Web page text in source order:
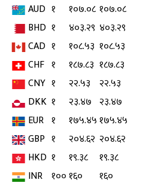
AUD १ १०७.०८ १०७.०८
BHD १ ४०३.२९ ४०३.२९
CAD १ १०८.५३ १०८.५३
CHF १ १८७.८३ १८७.८३
CNY १ २२.५३
२२.५३
DKK १ २३.४७ २३.४७
EUR १ १७५.४५१७५.४५
GBP १ २०४.६२ २०४.६२
HKD १ १९.३८
१९.३८
INR १००१६०
१६०